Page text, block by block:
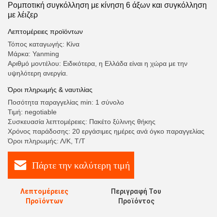
Ρομποτική συγκόλληση με κίνηση 6 άξων και συγκόλληση
με λέιζερ
Λεπτομέρειες προϊόντων
Τόπος καταγωγής: Κίνα
Μάρκα: Yanming
Αριθμό μοντέλου: Ειδικότερα, η Ελλάδα είναι η χώρα με την
υψηλότερη ανεργία.
Όροι πληρωμής & ναυτιλίας
Ποσότητα παραγγελίας min: 1 σύνολο
Τιμή: negotiable
Συσκευασία λεπτομέρειες: Πακέτο ξύλινης θήκης
Χρόνος παράδοσης: 20 εργάσιμες ημέρες ανά όγκο παραγγελίας
Όροι πληρωμής: Λ/Κ, Τ/Τ
Πάρτε την καλύτερη τιμή
Λεπτομέρειες
Προϊόντων
Περιγραφή Του
Προϊόντος